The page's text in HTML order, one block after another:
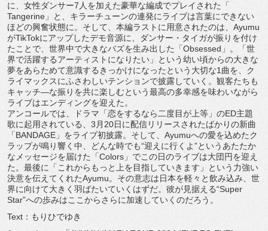
に、 女性ダンサー7人を加えた豪華な編成でプレイされた「
Tangerine」と、 キラーチューンの連発にライブは言葉にできない
ほどの興奮状態に 。そして、本編ラストに用意されたのは、 Ayumu
がTikTokにアップしたデモ音源に、ダンサー・ タイガが振りを付け
たことで、世界中で大きなバズを生み出した「Obsessed」。「世
界で活躍するアーティストになりたい」
という幼い頃からの大きな
夢をあらためて意識するきっかけになったという大切な1曲を、 ク
ライマックスにふさわしいテンションで披露していく。 観客たちも
キャッチ―な振りを共に楽しむという最高の多幸感を味わいながら
ライブはエンディングを迎えた。
アンコールでは、ドラマ「恋をするなら二度目が上等」 のED主題
歌に起用されている、 3月20日に配信リリースされたばかりの新曲
「BANDAGE」 をライブ初披露。そして、 Ayumuへの愛を込めたク
ラップが鳴り響く中、どんな時でも“迎えに行くよ”というあたたか
なメッセージを届けた「Colors」でこの日のライブは大団円を迎え
た。最後に「 これからもっと上を目指していきます」
という力強い
決意を伝えてくれたAyumu。 その意志は日本を軽々と飲み込み、 世
界に向けて大きく羽ばたいていくはずだ。彼が見据える“Super
Star”への歩みはここからさらに加速していくのだろう。
Text：もりひでゆき